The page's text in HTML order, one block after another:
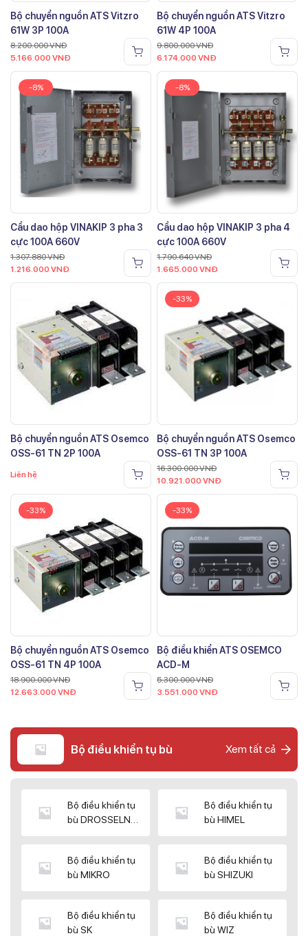
Bộ chuyển nguồn ATS Vitzro
61W 3P 100A
8.200.000VNĐ
5.166.000 VNĐ
Bộ chuyển nguồn ATS Vitzro
61W 4P 100A
9.800.000VNĐ
6.174.000 VNĐ
-8%
Cầu dao hộp VINAKIP 3 pha 3
cực 100A 660V
1.307.880VNĐ
1.216.000 VNĐ
-8%
Cầu dao hộp VINAKIP 3 pha 4
cực 100A 660V
1.790.640VNĐ
1.665.000 VNĐ
Bộ chuyển nguồn ATS Osemco
OSS-61 TN 2P 100A
Liên hệ
-33%
Bộ chuyển nguồn ATS Osemco
OSS-61 TN 3P 100A
16.300.000VNĐ
10.921.000 VNĐ
-33%
Bộ chuyển nguồn ATS Osemco
OSS-61 TN 4P 100A
18.900.000VNĐ
12.663.000 VNĐ
-33%
Bộ điều khiển ATS OSEMCO
ACD-M
5.300.000VNĐ
3.551.000 VNĐ
Bộ điều khiển tụ bù Xem tất cả
Bộ điều khiển tụ
bù DROSSELN
Bộ điều khiển tụ
bù HIMEL
Bộ điều khiển tụ
bù MIKRO
Bộ điều khiển tụ
bù SHIZUKI
Bộ điều khiển tụ
bù SK
Bộ điều khiển tụ
bù WIZ